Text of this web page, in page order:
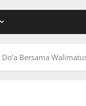
Do’a Bersama